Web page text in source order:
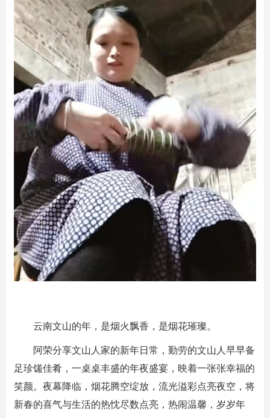
云南文山的年，是烟火飘香，是烟花璀璨。
阿荣分享文山人家的新年日常，勤劳的文山人早早备
足珍馐佳肴，一桌桌丰盛的年夜盛宴，映着一张张幸福的
笑颜。夜幕降临，烟花腾空绽放，流光溢彩点亮夜空，将
新春的喜气与生活的热忱尽数点亮，热闹温馨，岁岁年